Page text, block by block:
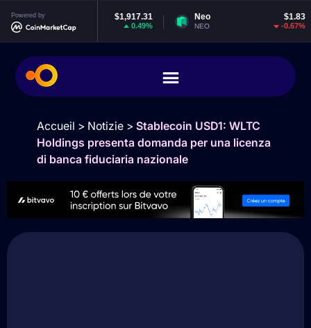
Powered by Neo
NEO
Accueil > Notizie> Stablecoin USD1: WLTC
Holdings presenta domanda per una licenza
di banca fiduciaria nazionale